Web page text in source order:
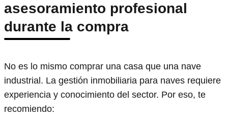
asesoramiento profesional
durante la compra
No es lo mismo comprar una casa que una nave
industrial. La gestión inmobiliaria para naves requiere
experiencia y conocimiento del sector. Por eso, te
recomiendo: